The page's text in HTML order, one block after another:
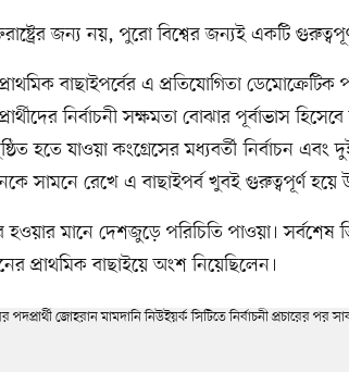
জন্য নয়, পুরো বিশ্বের জন্যই একটি
বাছাইপর্বের এ প্রতিযোগিতা ডেমোক্রেটিক
নির্বাচনী সক্ষমতা বোঝার পূর্বাভাস
হতে যাওয়া কংগ্রেসের মধ্যবর্তী নির্বাচন
সামনে রেখে এ বাছাইপর্ব খুবই গুরুত্বপূর্ণ হয়ে
হওয়ার মানে দেশজুড়ে পরিচিতি পাওয়া।
প্রাথমিক বাছাইয়ে অংশ নিয়েছিলেন।